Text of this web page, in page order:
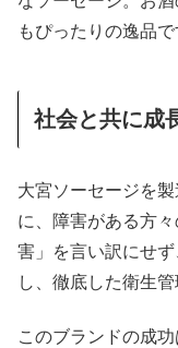
もぴったりの逸品で
社会と共に成
大宮ソーセージを
に、障害がある方
害」を言い訳にせず
し、徹底した衛生
このブランドの成